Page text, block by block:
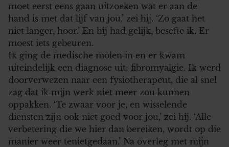
moet eerst eens gaan uitzoeken wat er aan de
hand is met dat lijf van jou,’ zei hij. ‘Zo gaat het
niet langer, hoor.’ En hij had gelijk, besefte ik. Er
moest iets gebeuren.
Ik ging de medische molen in en er kwam
uiteindelijk een diagnose uit: fibromyalgie. Ik werd
doorverwezen naar een fysiotherapeut, die al snel
zag dat ik mijn werk niet meer zou kunnen
oppakken. ‘Te zwaar voor je, en wisselende
diensten zijn ook niet goed voor jou,’ zei hij. ‘Alle
verbetering die we hier dan bereiken, wordt op die
manier weer tenietgedaan.’ Na overleg met mijn